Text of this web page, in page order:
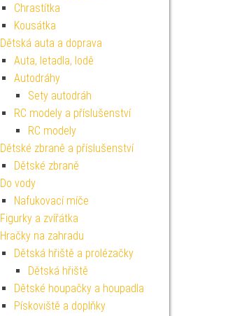
Chrastítka
Kousátka
Dětská auta a doprava
Auta, letadla, lodě
Autodráhy
Sety autodráh
RC modely a příslušenství
RC modely
Dětské zbraně a příslušenství
Dětské zbraně
Do vody
Nafukovací míče
Figurky a zvířátka
Hračky na zahradu
Dětská hřiště a prolézačky
Dětská hřiště
Dětské houpačky a houpadla
Pískoviště a doplňky